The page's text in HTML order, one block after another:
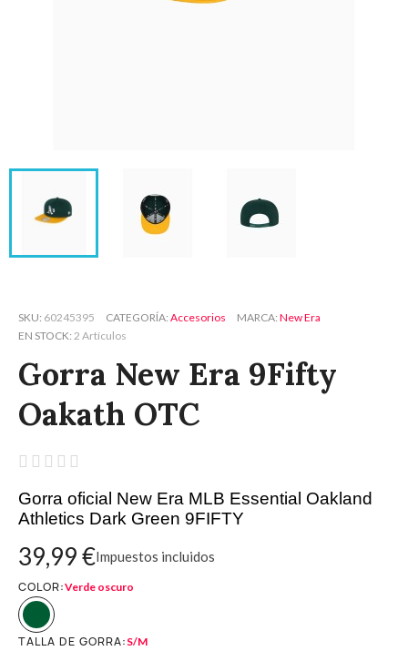
SKU 60245395 CATEGORÍA Accesorios MARCA New Era
EN STOCK 2 Artículos
Gorra New Era 9Fifty
Oakath OTC
    
Gorra oficial New Era MLB Essential Oakland
Athletics Dark Green 9FIFTY
39,99 €Impuestos incluidos
COLOR Verde oscuro
TALLA DE GORRA S/M